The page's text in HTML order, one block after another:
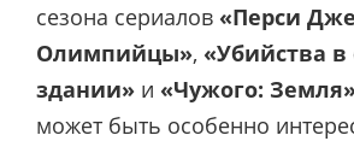
сезона сериалов «Перси
Олимпийцы», «Убийства
здании» и «Чужого:
может быть особенно